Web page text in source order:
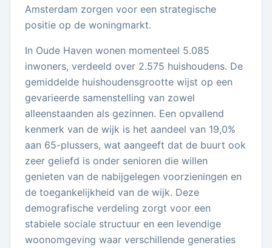
Amsterdam zorgen voor een strategische
positie op de woningmarkt.
In Oude Haven wonen momenteel 5.085
inwoners, verdeeld over 2.575 huishoudens. De
gemiddelde huishoudensgrootte wijst op een
gevarieerde samenstelling van zowel
alleenstaanden als gezinnen. Een opvallend
kenmerk van de wijk is het aandeel van 19,0%
aan 65-plussers, wat aangeeft dat de buurt ook
zeer geliefd is onder senioren die willen
genieten van de nabijgelegen voorzieningen en
de toegankelijkheid van de wijk. Deze
demografische verdeling zorgt voor een
stabiele sociale structuur en een levendige
woonomgeving waar verschillende generaties